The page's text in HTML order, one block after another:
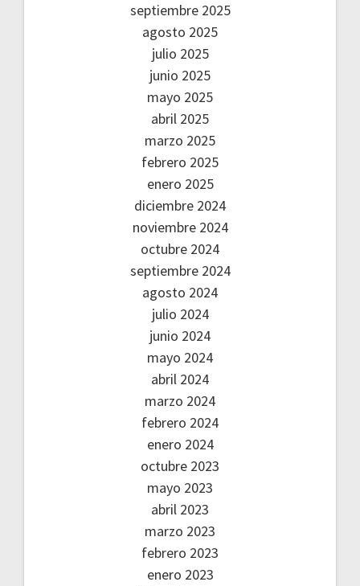
septiembre 2025
agosto 2025
julio 2025
junio 2025
mayo 2025
abril 2025
marzo 2025
febrero 2025
enero 2025
diciembre 2024
noviembre 2024
octubre 2024
septiembre 2024
agosto 2024
julio 2024
junio 2024
mayo 2024
abril 2024
marzo 2024
febrero 2024
enero 2024
octubre 2023
mayo 2023
abril 2023
marzo 2023
febrero 2023
enero 2023